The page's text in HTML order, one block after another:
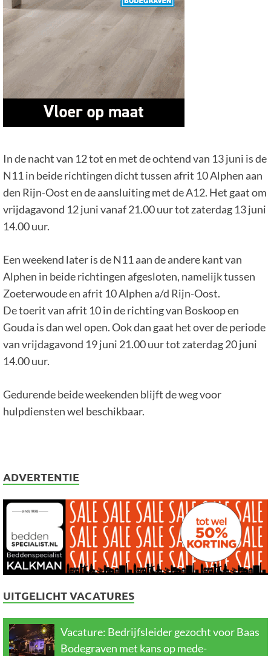
In de nacht van 12 tot en met de ochtend van 13 juni is de
N11 in beide richtingen dicht tussen afrit 10 Alphen aan
den Rijn-Oost en de aansluiting met de A12. Het gaat om
vrijdagavond 12 juni vanaf 21.00 uur tot zaterdag 13 juni
14.00 uur.
Een weekend later is de N11 aan de andere kant van
Alphen in beide richtingen afgesloten, namelijk tussen
Zoeterwoude en afrit 10 Alphen a/d Rijn-Oost.
De toerit van afrit 10 in de richting van Boskoop en
Gouda is dan wel open. Ook dan gaat het over de periode
van vrijdagavond 19 juni 21.00 uur tot zaterdag 20 juni
14.00 uur.
Gedurende beide weekenden blijft de weg voor
hulpdiensten wel beschikbaar.
ADVERTENTIE
UITGELICHT VACATURES
Vacature: Bedrijfsleider gezocht voor Baas
Bodegraven met kans op mede-